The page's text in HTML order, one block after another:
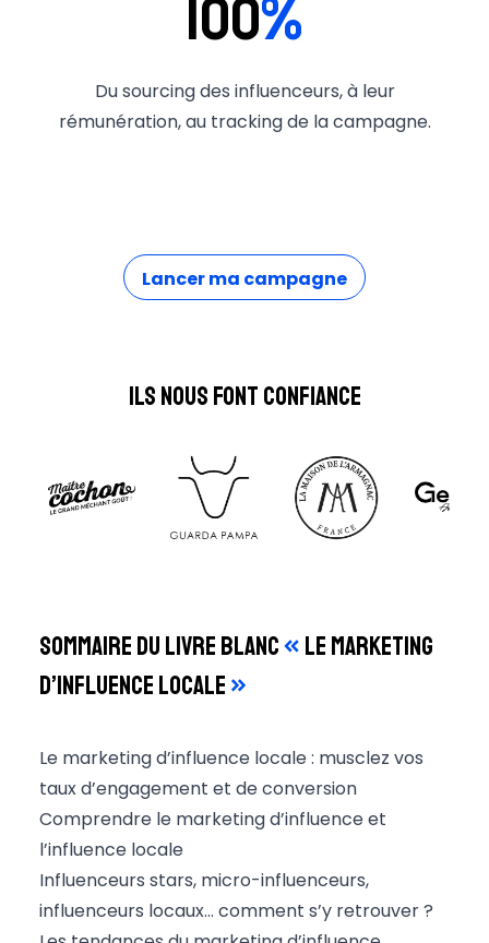
100%
Du sourcing des influenceurs, à leur
rémunération, au tracking de la campagne.
Lancer ma campagne
Ils nous font confiance
Sommaire du livre blanc« le marketing
d’influence locale »
Le marketing d’influence locale : musclez vos
taux d’engagement et de conversion
Comprendre le marketing d’influence et
l’influence locale
Influenceurs stars, micro-influenceurs,
influenceurs locaux… comment s’y retrouver ?